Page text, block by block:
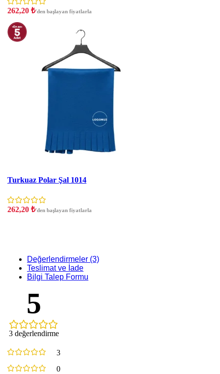
262,20 ₺'den başlayan fiyatlarla
Turkuaz Polar Şal 1014
262,20 ₺'den başlayan fiyatlarla
Değerlendirmeler (3)
Teslimat ve İade
Bilgi Talep Formu
5
3 değerlendirme
3
0